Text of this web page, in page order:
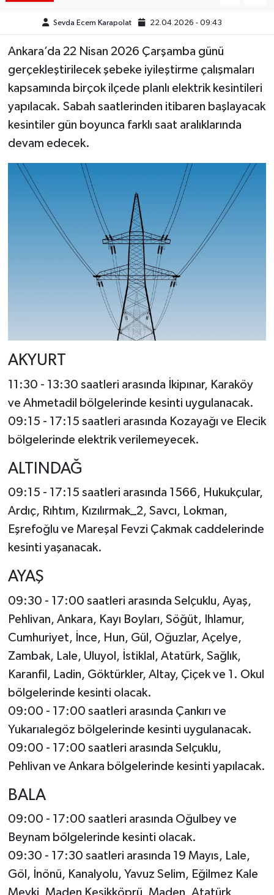
Sevda Ecem Karapolat 22.04.2026 - 09:43
Ankara’da 22 Nisan 2026 Çarşamba günü
gerçekleştirilecek şebeke iyileştirme çalışmaları
kapsamında birçok ilçede planlı elektrik kesintileri
yapılacak. Sabah saatlerinden itibaren başlayacak
kesintiler gün boyunca farklı saat aralıklarında
devam edecek.
AKYURT
11:30 - 13:30 saatleri arasında İkipınar, Karaköy
ve Ahmetadil bölgelerinde kesinti uygulanacak.
09:15 - 17:15 saatleri arasında Kozayağı ve Elecik
bölgelerinde elektrik verilemeyecek.
ALTINDAĞ
09:15 - 17:15 saatleri arasında 1566, Hukukçular,
Ardıç, Rıhtım, Kızılırmak_2, Savcı, Lokman,
Eşrefoğlu ve Mareşal Fevzi Çakmak caddelerinde
kesinti yaşanacak.
AYAŞ
09:30 - 17:00 saatleri arasında Selçuklu, Ayaş,
Pehlivan, Ankara, Kayı Boyları, Söğüt, Ihlamur,
Cumhuriyet, İnce, Hun, Gül, Oğuzlar, Açelye,
Zambak, Lale, Uluyol, İstiklal, Atatürk, Sağlık,
Karanfil, Ladin, Göktürkler, Altay, Çiçek ve 1. Okul
bölgelerinde kesinti olacak.
09:00 - 17:00 saatleri arasında Çankırı ve
Yukarıalegöz bölgelerinde kesinti uygulanacak.
09:00 - 17:00 saatleri arasında Selçuklu,
Pehlivan ve Ankara bölgelerinde kesinti yapılacak.
BALA
09:00 - 17:00 saatleri arasında Oğulbey ve
Beynam bölgelerinde kesinti olacak.
09:30 - 17:30 saatleri arasında 19 Mayıs, Lale,
Göl, İnönü, Kanalyolu, Yavuz Selim, Eğilmez Kale